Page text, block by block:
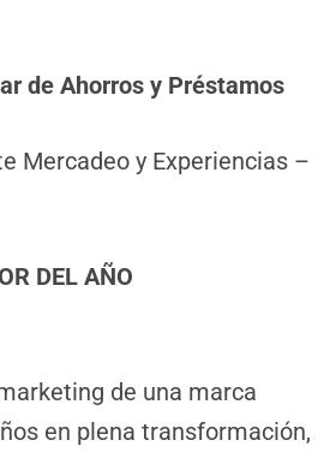
de Ahorros y Préstamos
Mercadeo y Experiencias –
DEL AÑO
de una marca
en plena transformación,